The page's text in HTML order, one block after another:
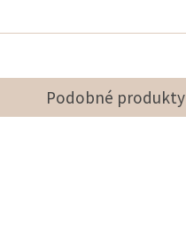
Podobné produkty